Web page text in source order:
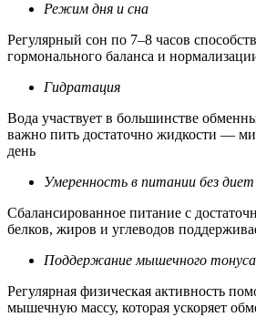
Режим дня и сна
Регулярный сон по 7–8 часов
гормонального баланса и
Гидратация
Вода участвует в большинстве
важно пить достаточно жидкости —
день
Умеренность в питании без диет
Сбалансированное питание с
белков, жиров и углеводов
Поддержание мышечного тонуса
Регулярная физическая активность
мышечную массу, которая ускоряет